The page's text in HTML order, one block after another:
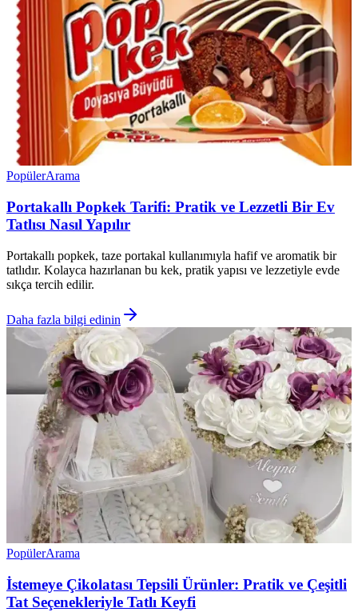
PopülerArama
Portakallı Popkek Tarifi: Pratik ve Lezzetli Bir Ev
Tatlısı Nasıl Yapılır
Portakallı popkek, taze portakal kullanımıyla hafif ve aromatik bir
tatlıdır. Kolayca hazırlanan bu kek, pratik yapısı ve lezzetiyle evde
sıkça tercih edilir.
Daha fazla bilgi edinin
PopülerArama
İstemeye Çikolatası Tepsili Ürünler: Pratik ve Çeşitli
Tat Seçenekleriyle Tatlı Keyfi